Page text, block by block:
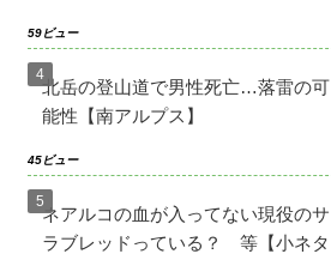
59ビュー
北岳の登山道で男性死亡…落雷の可
能性【南アルプス】
45ビュー
ネアルコの血が入ってない現役のサ
ラブレッドっている？ 等【小ネタ